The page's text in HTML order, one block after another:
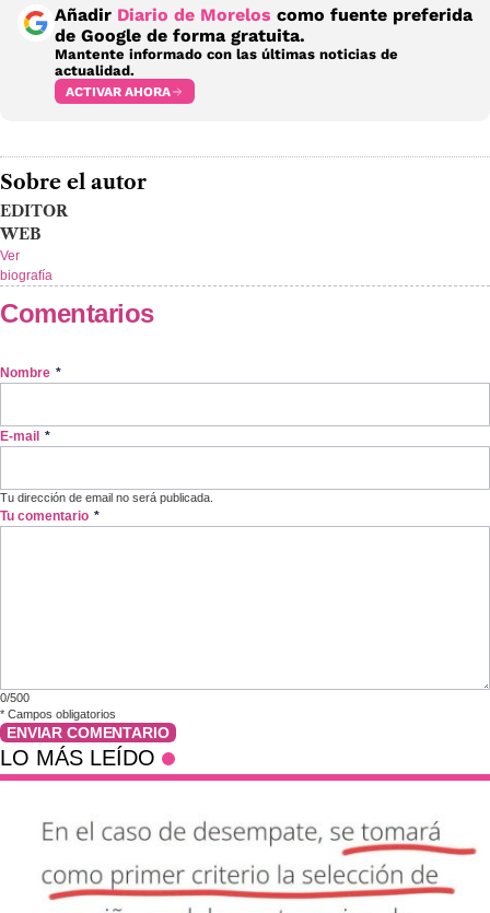
Añadir Diario de Morelos como fuente preferida
de Google de forma gratuita.
Mantente informado con las últimas noticias de
actualidad.
ACTIVAR AHORA
Sobre el autor
EDITOR
WEB
Ver
biografía
Comentarios
Nombre *
E-mail *
Tu dirección de email no será publicada.
Tu comentario *
0/500
* Campos obligatorios
ENVIAR COMENTARIO
LO MÁS LEÍDO